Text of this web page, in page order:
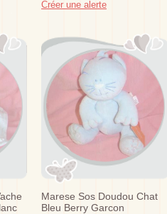
Créer une alerte
Marese Sos Doudou Chat
Bleu Berry Garcon